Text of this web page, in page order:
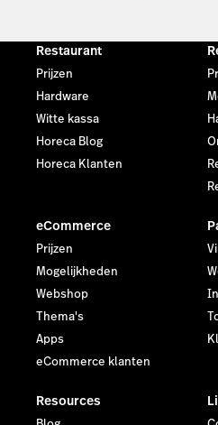
Restaurant
Prijzen
Hardware
Witte kassa
Horeca Blog
Horeca Klanten
eCommerce
Prijzen
Mogelijkheden
Webshop
Thema's
Apps
eCommerce klanten
Resources